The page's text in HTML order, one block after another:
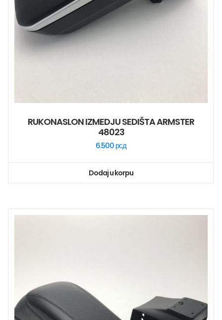
RUKONASLON IZMEDJU SEDIŠTA ARMSTER
48023
6.500 рсд
Dodaj u korpu